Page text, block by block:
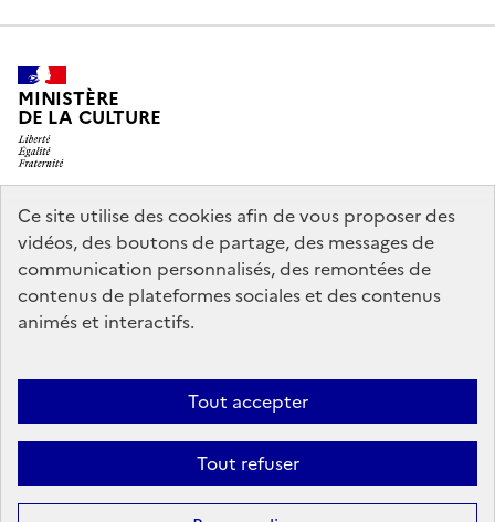
Ce site utilise des cookies afin de vous proposer des
vidéos, des boutons de partage, des messages de
communication personnalisés, des remontées de
contenus de plateformes sociales et des contenus
animés et interactifs.
Tout accepter
Tout refuser
MINISTÈRE
DE LA CULTURE
legifrance.gouv.fr
info.gouv.fr
service-public.gouv.fr
data.gouv.fr
Nous contacter Mentions légales
Politique générale de protection
Accessibilité : partiellement conforme
d’utilisation des témoins de connexion (cookies)
Sauf mention contraire, tous les contenus de ce site sont sous